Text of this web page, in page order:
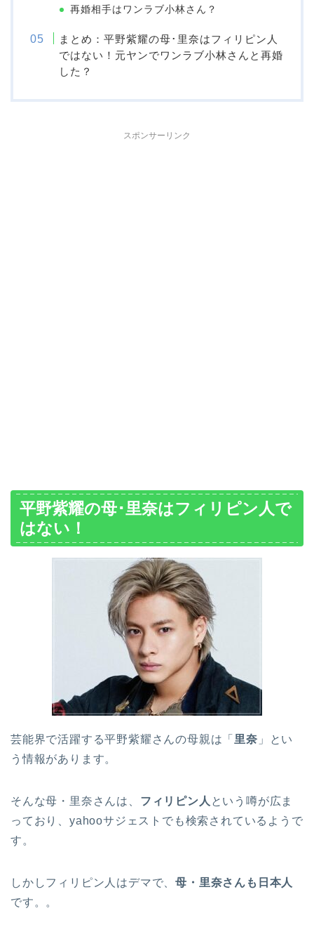
再婚相手はワンラブ小林さん？
まとめ：平野紫耀の母･里奈はフィリピン人
ではない！元ヤンでワンラブ小林さんと再婚
した？
スポンサーリンク
平野紫耀の母･里奈はフィリピン人で
はない！
芸能界で活躍する平野紫耀さんの母親は「 里奈 」とい
う情報があります。
そんな母・里奈さんは、 フィリピン人 という噂が広ま
っており、yahooサジェストでも検索されているようで
す。
しかしフィリピン人はデマで、母・里奈さんも日本人
です。。